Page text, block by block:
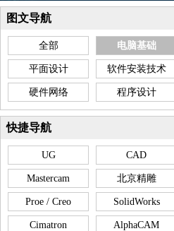
图文导航
全部 电脑基础
平面设计 软件安装技术
硬件网络 程序设计
快捷导航
UG CAD
Mastercam 北京精雕
Proe / Creo SolidWorks
Cimatron AlphaCAM